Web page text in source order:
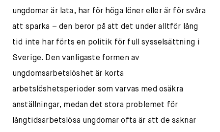
ungdomar är lata, har för höga löner eller är för svåra
att sparka – den beror på att det under alltför lång
tid inte har förts en politik för full sysselsättning i
Sverige. Den vanligaste formen av
ungdomsarbetslöshet är korta
arbetslöshetsperioder som varvas med osäkra
anställningar, medan det stora problemet för
långtidsarbetslösa ungdomar ofta är att de saknar